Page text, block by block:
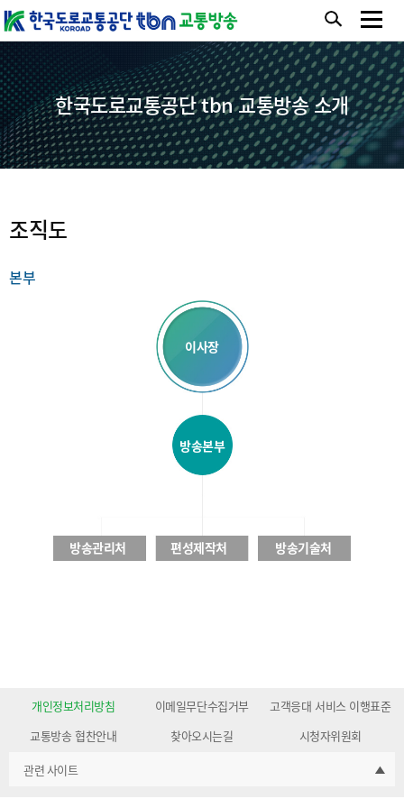
한국도로교통공단 tbn 교통방송 소개
조직도
본부
이사장
방송본부
방송관리처 편성제작처 방송기술처
개인정보처리방침 이메일무단수집거부
고객응대 서비스 이행표준
교통방송 협찬안내
찾아오시는길
시청자위원회
관련 사이트